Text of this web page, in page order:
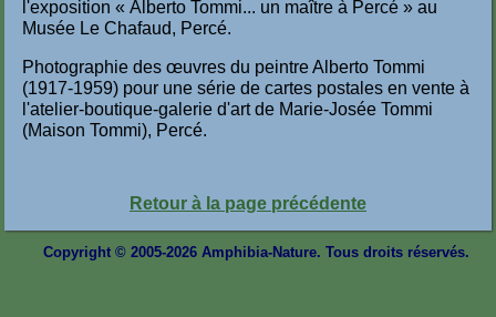
l'exposition « Alberto Tommi... un maître à Percé » au
Musée Le Chafaud, Percé.
Photographie des œuvres du peintre Alberto Tommi
(1917-1959) pour une série de cartes postales en vente à
l'atelier-boutique-galerie d'art de Marie-Josée Tommi
(Maison Tommi), Percé.
Retour à la page précédente
Copyright © 2005-2026 Amphibia-Nature. Tous droits réservés.